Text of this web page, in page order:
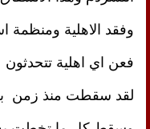
وفقد الاهلية ومنظمة
فعن اي اهلية تتحدثون
لقد سقطت منذ زمن